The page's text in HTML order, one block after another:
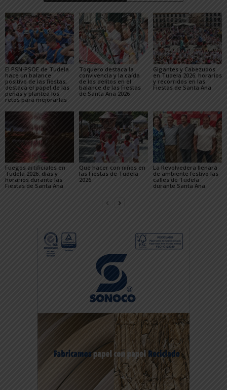
El PSN-PSOE de Tudela
hace un balance
positivo de las fiestas,
destaca el papel de las
peñas y plantea los
retos para mejorarlas
Toquero destaca la
convivencia y la caída
de los delitos en el
balance de las Fiestas
de Santa Ana 2026
Gigantes y Cabezudos
en Tudela 2026: horarios
y recorridos en las
Fiestas de Santa Ana
Fuegos artificiales en
Tudela 2026: días y
horarios durante las
Fiestas de Santa Ana
Qué hacer con niños en
las Fiestas de Tudela
2026
La Revolvedera llenará
de ambiente festivo las
calles de Tudela
durante Santa Ana